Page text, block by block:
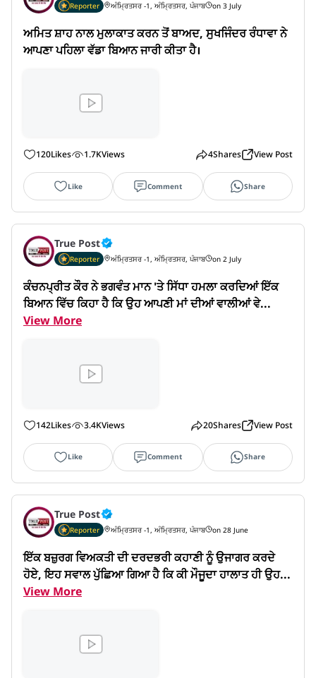
Reporter ਅੰਮ੍ਰਿਤਸਰ -1, ਅੰਮ੍ਰਿਤਸਰ, ਪੰਜਾਬ on 3 July
ਅਮਿਤ ਸ਼ਾਹ ਨਾਲ ਮੁਲਾਕਾਤ ਕਰਨ ਤੋਂ ਬਾਅਦ, ਸੁਖਜਿੰਦਰ ਰੰਧਾਵਾ ਨੇ
ਆਪਣਾ ਪਹਿਲਾ ਵੱਡਾ ਬਿਆਨ ਜਾਰੀ ਕੀਤਾ ਹੈ।
120Likes 1.7KViews 4Shares View Post
Like Comment Share
True Post
Reporter ਅੰਮ੍ਰਿਤਸਰ -1, ਅੰਮ੍ਰਿਤਸਰ, ਪੰਜਾਬ on 2 July
ਕੰਚਨਪ੍ਰੀਤ ਕੌਰ ਨੇ ਭਗਵੰਤ ਮਾਨ 'ਤੇ ਸਿੱਧਾ ਹਮਲਾ ਕਰਦਿਆਂ ਇੱਕ
ਬਿਆਨ ਵਿੱਚ ਕਿਹਾ ਹੈ ਕਿ ਉਹ ਆਪਣੀ ਮਾਂ ਦੀਆਂ ਵਾਲੀਆਂ ਵੇ...
View More
142Likes 3.4KViews 20Shares View Post
Like Comment Share
True Post
Reporter ਅੰਮ੍ਰਿਤਸਰ -1, ਅੰਮ੍ਰਿਤਸਰ, ਪੰਜਾਬ on 28 June
ਇੱਕ ਬਜ਼ੁਰਗ ਵਿਅਕਤੀ ਦੀ ਦਰਦਭਰੀ ਕਹਾਣੀ ਨੂੰ ਉਜਾਗਰ ਕਰਦੇ
ਹੋਏ, ਇਹ ਸਵਾਲ ਪੁੱਛਿਆ ਗਿਆ ਹੈ ਕਿ ਕੀ ਮੌਜੂਦਾ ਹਾਲਾਤ ਹੀ ਉਹ...
View More